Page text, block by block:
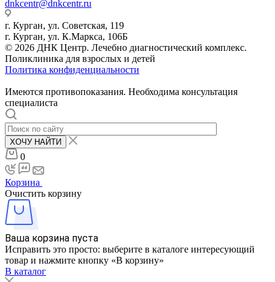
dnkcentr@dnkcentr.ru
г. Курган, ул. Советская, 119
г. Курган, ул. К.Маркса, 106Б
© 2026 ДНК Центр. Лечебно диагностический комплекс.
Поликлиника для взрослых и детей
Политика конфиденциальности
Имеются противопоказания. Необходима консультация
специалиста
ХОЧУ НАЙТИ
0
Корзина
Очистить корзину
Ваша корзина пуста
Исправить это просто: выберите в каталоге интересующий
товар и нажмите кнопку «В корзину»
В каталог